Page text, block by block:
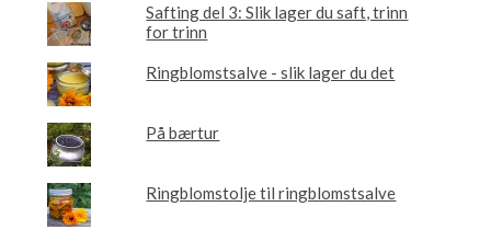
Safting del 3: Slik lager du saft, trinn
for trinn
Ringblomstsalve - slik lager du det
På bærtur
Ringblomstolje til ringblomstsalve